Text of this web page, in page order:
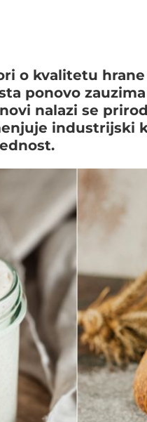
o kvalitetu
ponovo
nalazi se
industrijski